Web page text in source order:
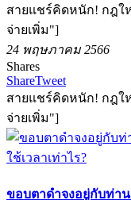
สายแชร์คิดหนัก! กฎใ
จ่ายเพิ่ม"]
24 พฤษภาคม 2566
Shares
ShareTweet
สายแชร์คิดหนัก! กฎใ
จ่ายเพิ่ม"]
ขอบตาดำจงอยู่กับท่าน